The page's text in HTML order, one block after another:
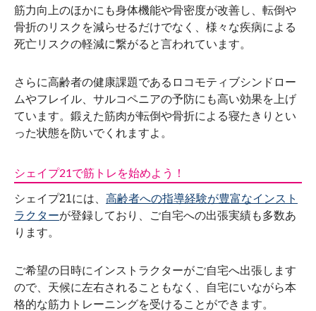
筋力向上のほかにも身体機能や骨密度が改善し、転倒や
骨折のリスクを減らせるだけでなく、様々な疾病による
死亡リスクの軽減に繋がると言われています。
さらに高齢者の健康課題であるロコモティブシンドロー
ムやフレイル、サルコペニアの予防にも高い効果を上げ
ています。鍛えた筋肉が転倒や骨折による寝たきりとい
った状態を防いでくれますよ。
シェイプ21で筋トレを始めよう！
シェイプ21には、 高齢者への指導経験が豊富なインスト
ラクターが登録しており、ご自宅への出張実績も多数あ
ります。
ご希望の日時にインストラクターがご自宅へ出張します
ので、天候に左右されることもなく、自宅にいながら本
格的な筋力トレーニングを受けることができます。